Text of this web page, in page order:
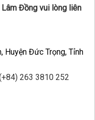
Đồng vui lòng liên
Huyện Đức Trọng, Tỉnh
263 3810 252